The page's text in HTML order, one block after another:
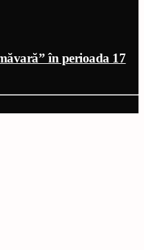
în perioada 17